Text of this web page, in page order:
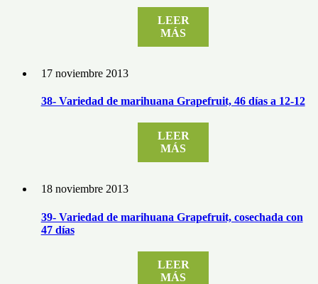
LEER
MÁS
17 noviembre 2013
38- Variedad de marihuana Grapefruit, 46 días a 12-12
LEER
MÁS
18 noviembre 2013
39- Variedad de marihuana Grapefruit, cosechada con
47 días
LEER
MÁS